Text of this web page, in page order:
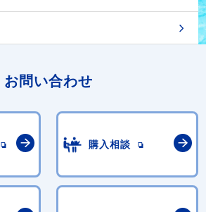
お問い合わせ
購入相談